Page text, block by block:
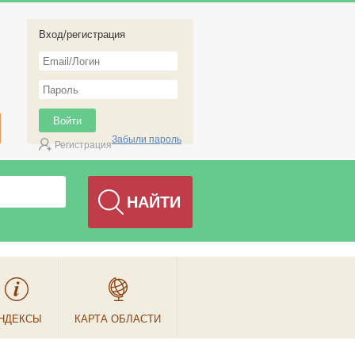
Вход/регистрация
РегистрацияЗабыли пароль
КАРТА ОБЛАСТИ